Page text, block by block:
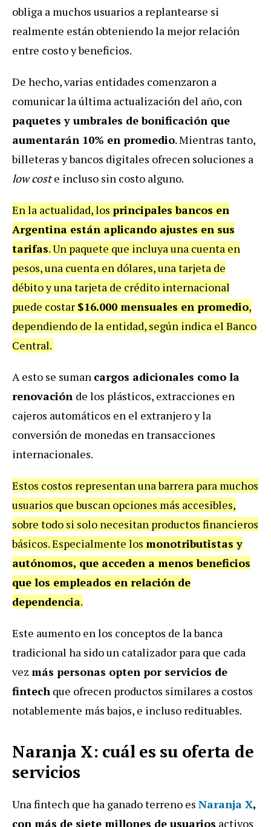
obliga a muchos usuarios a replantearse si
realmente están obteniendo la mejor relación
entre costo y beneficios.
De hecho, varias entidades comenzaron a
comunicar la última actualización del año, con
paquetes y umbrales de bonificación que
aumentarán 10% en promedio. Mientras tanto,
billeteras y bancos digitales ofrecen soluciones a
low coste incluso sin costo alguno.
En la actualidad, los principales bancos en
Argentina están aplicando ajustes en sus
tarifas. Un paquete que incluya una cuenta en
pesos, una cuenta en dólares, una tarjeta de
débito y una tarjeta de crédito internacional
puede costar $16.000 mensuales en promedio,
dependiendo de la entidad, según indica el Banco
Central.
A esto se suman cargos adicionales como la
renovación de los plásticos, extracciones en
cajeros automáticos en el extranjero y la
conversión de monedas en transacciones
internacionales.
Estos costos representan una barrera para muchos
usuarios que buscan opciones más accesibles,
sobre todo si solo necesitan productos financieros
básicos. Especialmente los monotributistas y
autónomos, que acceden a menos beneficios
que los empleados en relación de
dependencia.
Este aumento en los conceptos de la banca
tradicional ha sido un catalizador para que cada
vez más personas opten por servicios de
fintech que ofrecen productos similares a costos
notablemente más bajos, e incluso redituables.
Naranja X: cuál es su oferta de
servicios
Una fintech que ha ganado terreno es Naranja X,
con más de siete millones de usuarios activos